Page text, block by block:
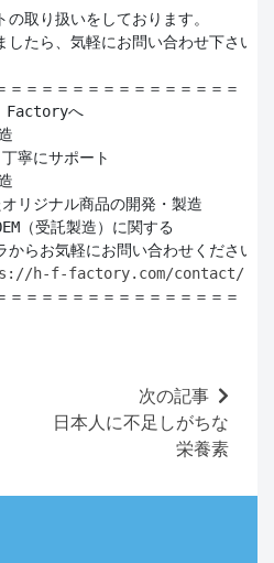
取り扱いをしております。
たら、気軽にお問い合わせ下さい。
＝＝＝＝＝＝＝＝＝＝＝＝＝＝＝
Factoryへ
寧にサポート
リジナル商品の開発・製造
（受託製造）に関する
らお気軽にお問い合わせください。
h-f-factory.com/contact/
＝＝＝＝＝＝＝＝＝＝＝＝＝＝＝
次の記事
日本人に不足しがちな
栄養素